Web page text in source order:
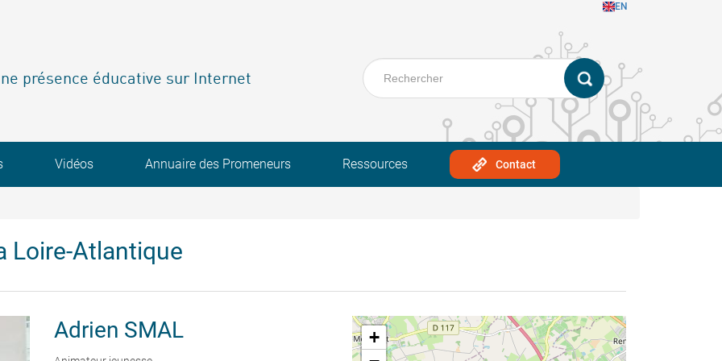
EN
présence éducative sur Internet
Vidéos Annuaire des Promeneurs Ressources Contact
Loire-Atlantique
Adrien SMAL
+